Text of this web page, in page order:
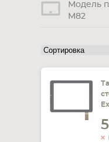
Пн-Вс:
9:00-21:00
Модель
M82